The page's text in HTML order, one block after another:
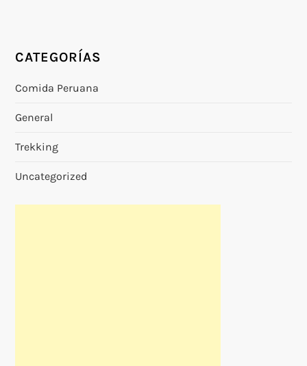
CATEGORÍAS
Comida Peruana
General
Trekking
Uncategorized